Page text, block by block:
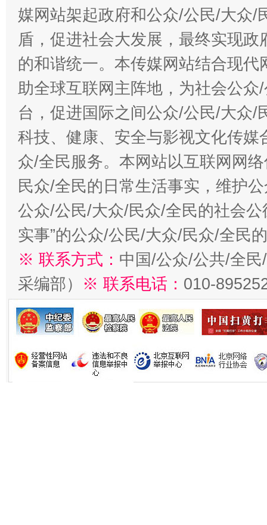
媒网站架起政府和公众/公民/大众/
盾，促进社会大发展，最终实现
的和谐统一。本传媒网站结合现
助全球互联网主阵地，为社会公
台，促进国际之间公众/公民/大众/
科技、健康、安全与影视文化传
众/全民服务。本网站以互联网网
民众/全民的日常生活事实，维护
公众/公民/大众/民众/全民的社会公
实事”的公众/公民/大众/民众/全民
※ 联系方式： 中国/公众/公共/全
采编部） ※ 联系电话： 010-